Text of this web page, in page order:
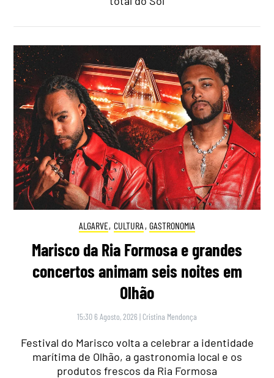
ALGARVE, CULTURA , GASTRONOMIA
Marisco da Ria Formosa e grandes
concertos animam seis noites em
Olhão
15:30 6 Agosto, 2026 | Cristina Mendonça
Festival do Marisco volta a celebrar a identidade
marítima de Olhão, a gastronomia local e os
produtos frescos da Ria Formosa